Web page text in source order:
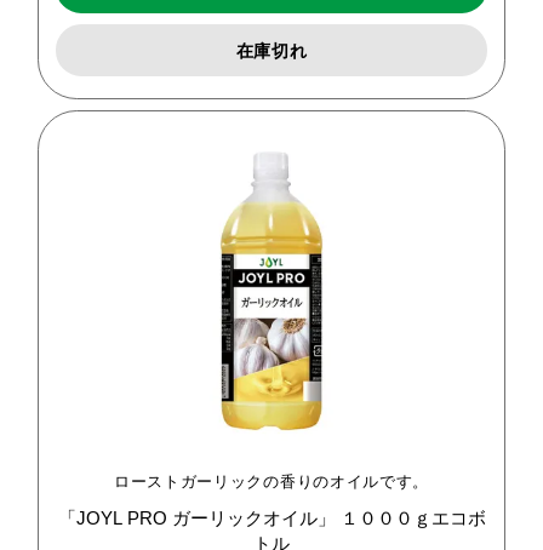
在庫切れ
ローストガーリックの香りのオイルです。
「JOYL PRO ガーリックオイル」
１０００ｇエコボ
トル